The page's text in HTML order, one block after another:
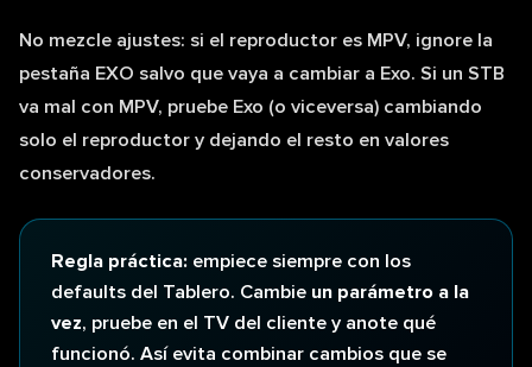
No mezcle ajustes: si el reproductor es MPV, ignore la
pestaña EXO salvo que vaya a cambiar a Exo. Si un STB
va mal con MPV, pruebe Exo (o viceversa) cambiando
solo el reproductor y dejando el resto en valores
conservadores.
Regla práctica: empiece siempre con los
defaults del Tablero. Cambie un parámetro a la
vez, pruebe en el TV del cliente y anote qué
funcionó. Así evita combinar cambios que se